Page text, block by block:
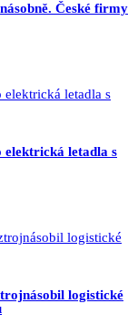
České firmy
letadla s
logistické